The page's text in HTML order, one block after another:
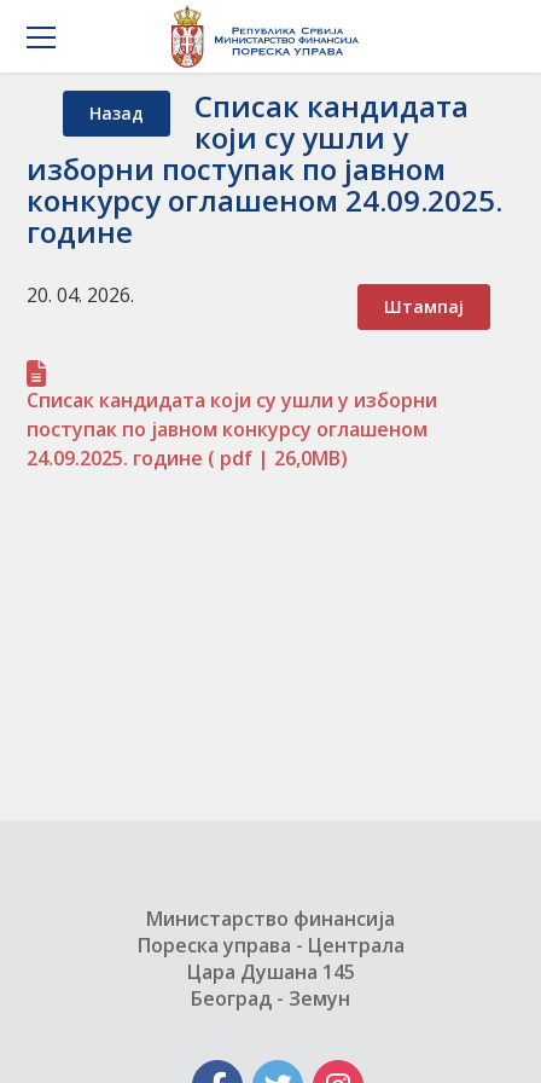
Назад Списак кандидата
који су ушли у
изборни поступак по јавном
конкурсу оглашеном 24.09.2025.
године
Штампај
20. 04. 2026.
Списак кандидата који су ушли у изборни
поступак по јавном конкурсу оглашеном
24.09.2025. године ( pdf | 26,0MB)
Министарство финансија
Пореска управа - Централа
Цара Душана 145
Београд - Земун